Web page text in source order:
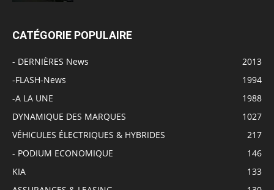
CATÉGORIE POPULAIRE
- DERNIÈRES News
2013
-FLASH-News
1994
-A LA UNE
1988
DYNAMIQUE DES MARQUES
1027
VÉHICULES ÉLECTRIQUES & HYBRIDES
217
- PODIUM ECONOMIQUE
146
KIA
133